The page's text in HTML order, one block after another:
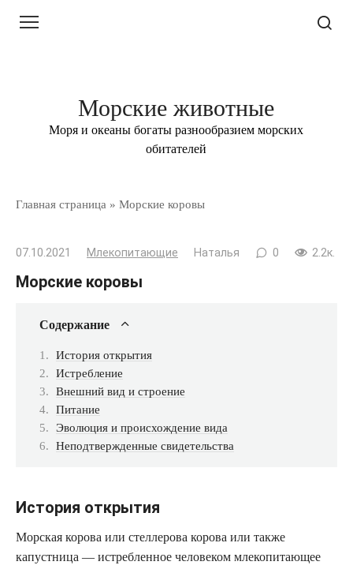
Морские животные
Моря и океаны богаты разнообразием морских
обитателей
Главная страница » Морские коровы
07.10.2021 Млекопитающие Наталья 0 2.2к.
Морские коровы
Содержание
История открытия
Истребление
Внешний вид и строение
Питание
Эволюция и происхождение вида
Неподтвержденные свидетельства
История открытия
Морская корова или стеллерова корова или также
капустница — истребленное человеком млекопитающее